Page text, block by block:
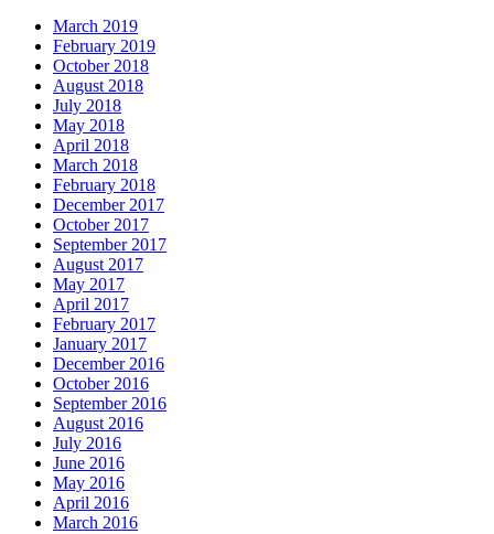
March 2019
February 2019
October 2018
August 2018
July 2018
May 2018
April 2018
March 2018
February 2018
December 2017
October 2017
September 2017
August 2017
May 2017
April 2017
February 2017
January 2017
December 2016
October 2016
September 2016
August 2016
July 2016
June 2016
May 2016
April 2016
March 2016